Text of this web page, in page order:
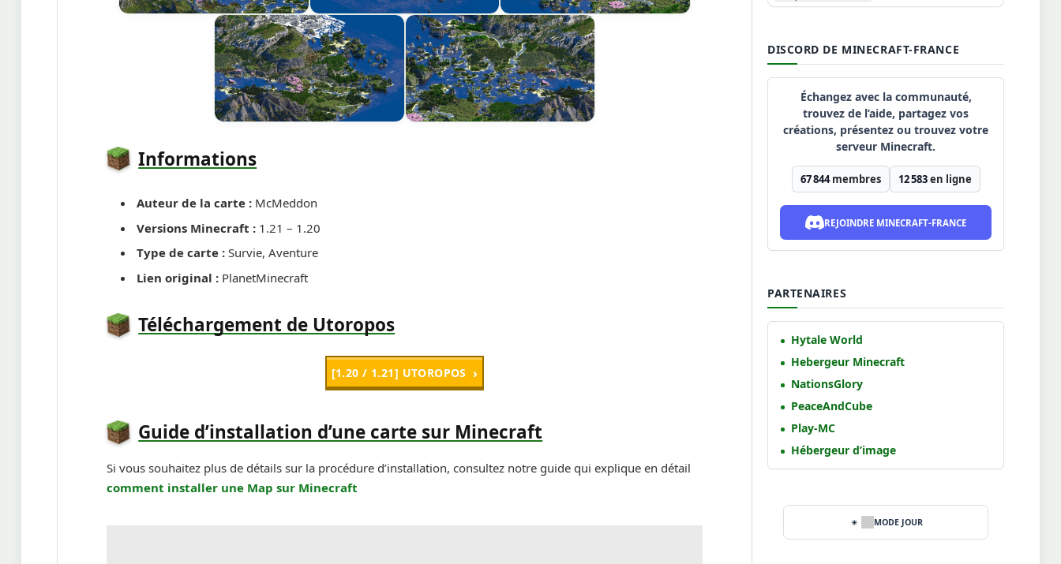
Informations
Auteur de la carte : McMeddon
Versions Minecraft : 1.21 – 1.20
Type de carte : Survie, Aventure
Lien original : PlanetMinecraft
Téléchargement de Utoropos
[1.20 / 1.21] UTOROPOS
Guide d’installation d’une carte sur Minecraft
Si vous souhaitez plus de détails sur la procédure d’installation, consultez notre guide qui explique en détail
comment installer une Map sur Minecraft
DISCORD DE MINECRAFT-FRANCE
Échangez avec la communauté,
trouvez de l’aide, partagez vos
créations, présentez ou trouvez votre
serveur Minecraft.
67 844membres 12 583en ligne
REJOINDRE MINECRAFT-FRANCE
PARTENAIRES
Hytale World
Hebergeur Minecraft
NationsGlory
PeaceAndCube
Play-MC
Hébergeur d’image
MODE JOUR